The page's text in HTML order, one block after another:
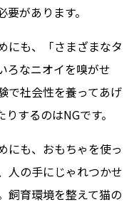
があります。
にも、「さまざまなタ
ろなニオイを嗅がせ
で社会性を養ってあげ
するのはNGです。
にも、おもちゃを使っ
人の手にじゃれつかせ
飼育環境を整えて猫の